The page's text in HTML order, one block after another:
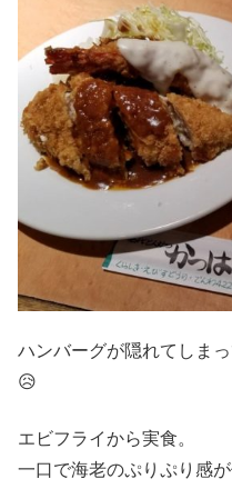
ハンバーグが隠れてしま
😥
エビフライから実食。
一口で海老のぷりぷり感が